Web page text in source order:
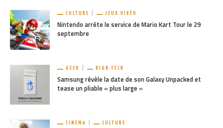
CULTURE JEUX VIDÉO
Nintendo arrête le service de Mario Kart Tour le 29
septembre
GEEK HIGH-TECH
Samsung révèle la date de son Galaxy Unpacked et
tease un pliable « plus large »
CINÉMA CULTURE